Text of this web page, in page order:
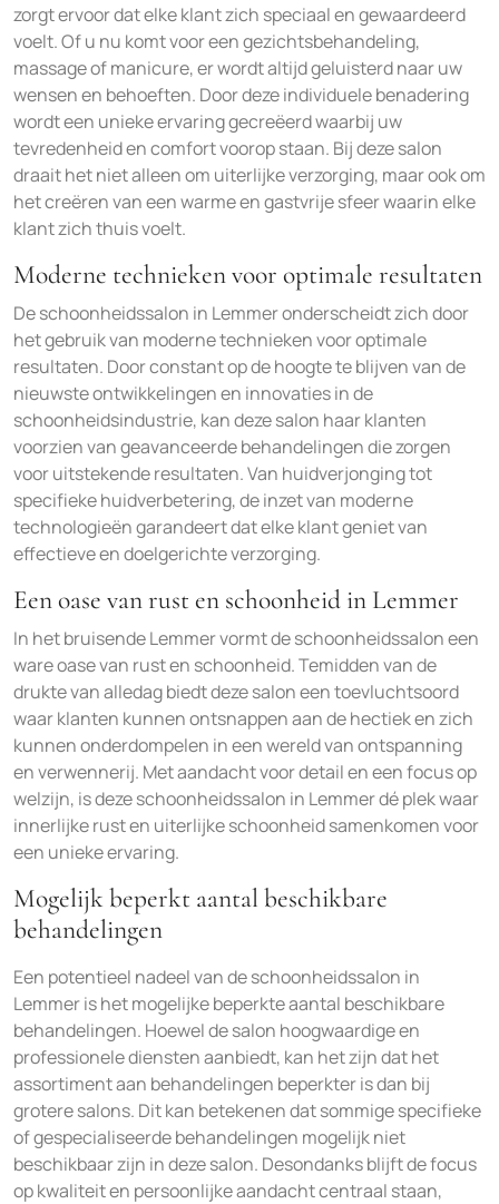
zorgt ervoor dat elke klant zich speciaal en gewaardeerd
voelt. Of u nu komt voor een gezichtsbehandeling,
massage of manicure, er wordt altijd geluisterd naar uw
wensen en behoeften. Door deze individuele benadering
wordt een unieke ervaring gecreëerd waarbij uw
tevredenheid en comfort voorop staan. Bij deze salon
draait het niet alleen om uiterlijke verzorging, maar ook om
het creëren van een warme en gastvrije sfeer waarin elke
klant zich thuis voelt.
Moderne technieken voor optimale resultaten
De schoonheidssalon in Lemmer onderscheidt zich door
het gebruik van moderne technieken voor optimale
resultaten. Door constant op de hoogte te blijven van de
nieuwste ontwikkelingen en innovaties in de
schoonheidsindustrie, kan deze salon haar klanten
voorzien van geavanceerde behandelingen die zorgen
voor uitstekende resultaten. Van huidverjonging tot
specifieke huidverbetering, de inzet van moderne
technologieën garandeert dat elke klant geniet van
effectieve en doelgerichte verzorging.
Een oase van rust en schoonheid in Lemmer
In het bruisende Lemmer vormt de schoonheidssalon een
ware oase van rust en schoonheid. Temidden van de
drukte van alledag biedt deze salon een toevluchtsoord
waar klanten kunnen ontsnappen aan de hectiek en zich
kunnen onderdompelen in een wereld van ontspanning
en verwennerij. Met aandacht voor detail en een focus op
welzijn, is deze schoonheidssalon in Lemmer dé plek waar
innerlijke rust en uiterlijke schoonheid samenkomen voor
een unieke ervaring.
Mogelijk beperkt aantal beschikbare
behandelingen
Een potentieel nadeel van de schoonheidssalon in
Lemmer is het mogelijke beperkte aantal beschikbare
behandelingen. Hoewel de salon hoogwaardige en
professionele diensten aanbiedt, kan het zijn dat het
assortiment aan behandelingen beperkter is dan bij
grotere salons. Dit kan betekenen dat sommige specifieke
of gespecialiseerde behandelingen mogelijk niet
beschikbaar zijn in deze salon. Desondanks blijft de focus
op kwaliteit en persoonlijke aandacht centraal staan,